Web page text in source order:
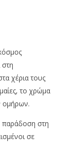
χέρια τους
το χρώμα
ομήρων.
παράδοση στη
σε